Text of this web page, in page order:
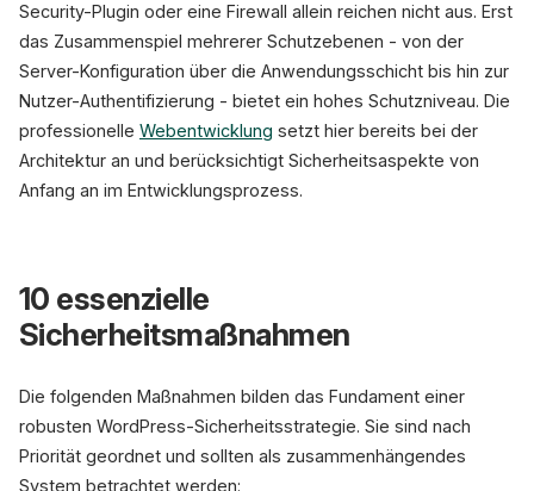
Security-Plugin oder eine Firewall allein reichen nicht aus. Erst
das Zusammenspiel mehrerer Schutzebenen - von der
Server-Konfiguration über die Anwendungsschicht bis hin zur
Nutzer-Authentifizierung - bietet ein hohes Schutzniveau. Die
professionelle Webentwicklung setzt hier bereits bei der
Architektur an und berücksichtigt Sicherheitsaspekte von
Anfang an im Entwicklungsprozess.
10 essenzielle
Sicherheitsmaßnahmen
Die folgenden Maßnahmen bilden das Fundament einer
robusten WordPress-Sicherheitsstrategie. Sie sind nach
Priorität geordnet und sollten als zusammenhängendes
System betrachtet werden: